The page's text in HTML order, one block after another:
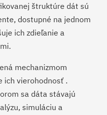
štruktúre dát sú
dostupné na jednom
ich zdieľanie a
mechanizmom
ich vierohodnosť .
sa dáta stávajú
simuláciu a